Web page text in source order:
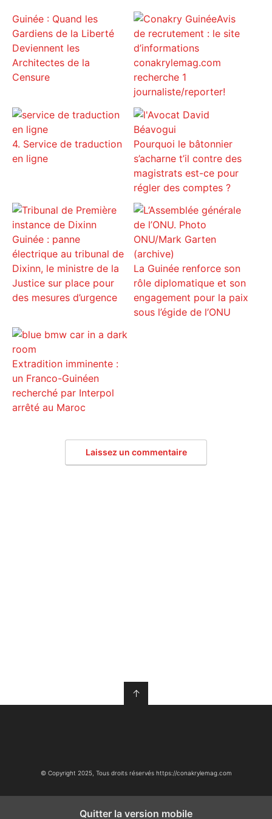
Guinée : Quand les
Gardiens de la Liberté
Deviennent les
Architectes de la
Censure
Avis
de recrutement : le site
d’informations
conakrylemag.com
recherche 1
journaliste/reporter!
4. Service de traduction
en ligne
Pourquoi le bâtonnier
s’acharne t’il contre des
magistrats est-ce pour
régler des comptes ?
Guinée : panne
électrique au tribunal de
Dixinn, le ministre de la
Justice sur place pour
des mesures d’urgence
La Guinée renforce son
rôle diplomatique et son
engagement pour la paix
sous l’égide de l’ONU
Extradition imminente :
un Franco-Guinéen
recherché par Interpol
arrêté au Maroc
Laissez un commentaire
↑
© Copyright 2025, Tous droits réservés https://conakrylemag.com
Quitter la version mobile